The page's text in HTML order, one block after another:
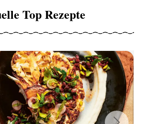
Top Rezepte